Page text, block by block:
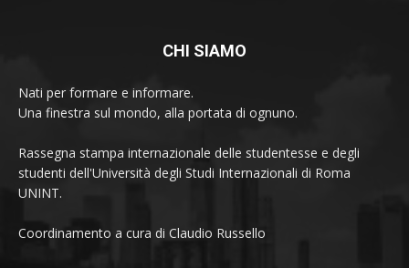
CHI SIAMO
Nati per formare e informare.
Una finestra sul mondo, alla portata di ognuno.
Rassegna stampa internazionale delle studentesse e degli
studenti dell'Università degli Studi Internazionali di Roma
UNINT.
Coordinamento a cura di Claudio Russello